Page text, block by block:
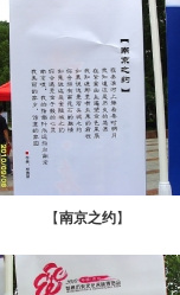
【南京之约】